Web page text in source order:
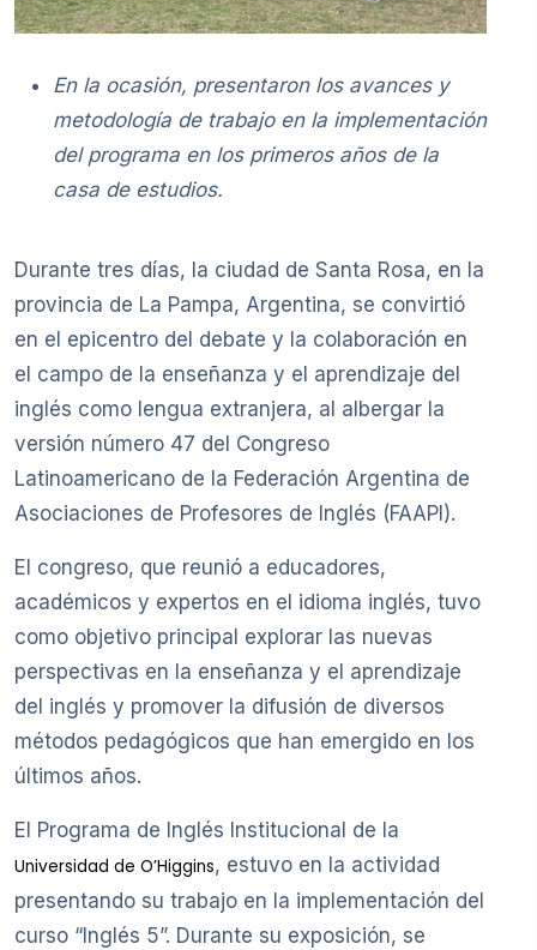
En la ocasión, presentaron los avances y
metodología de trabajo en la implementación
del programa en los primeros años de la
casa de estudios.
Durante tres días, la ciudad de Santa Rosa, en la
provincia de La Pampa, Argentina, se convirtió
en el epicentro del debate y la colaboración en
el campo de la enseñanza y el aprendizaje del
inglés como lengua extranjera, al albergar la
versión número 47 del Congreso
Latinoamericano de la Federación Argentina de
Asociaciones de Profesores de Inglés (FAAPI).
El congreso, que reunió a educadores,
académicos y expertos en el idioma inglés, tuvo
como objetivo principal explorar las nuevas
perspectivas en la enseñanza y el aprendizaje
del inglés y promover la difusión de diversos
métodos pedagógicos que han emergido en los
últimos años.
El Programa de Inglés Institucional de la
Universidad de O’Higgins, estuvo en la actividad
presentando su trabajo en la implementación del
curso “Inglés 5”. Durante su exposición, se